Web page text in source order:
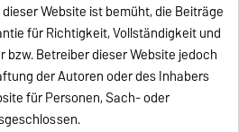
Website ist bemüht, die Beiträge
für Richtigkeit, Vollständigkeit und
Betreiber dieser Website jedoch
der Autoren oder des Inhabers
für Personen, Sach- oder